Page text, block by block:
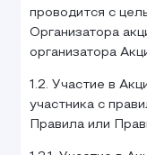
проводится с
Организатора
организатора
1.2. Участие в
участника с
Правила или